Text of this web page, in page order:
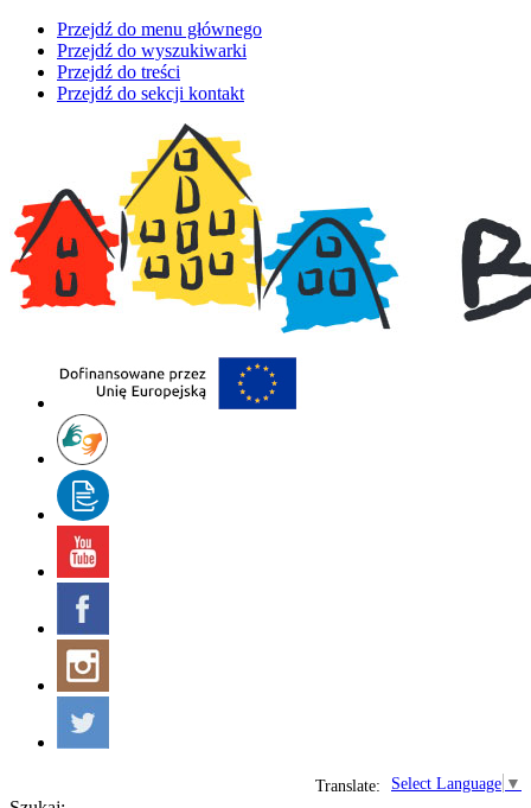
Przejdź do menu głównego
Przejdź do wyszukiwarki
Przejdź do treści
Przejdź do sekcji kontakt
Select Language ▼
Translate: